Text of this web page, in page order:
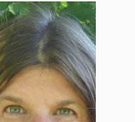
Frédérique
Bertoncello
CR, CNRS